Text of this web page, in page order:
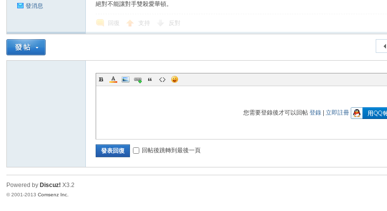
論
發消息 絕對不能讓對手雙殺愛華頓。
回復 支持 反對
您需要登錄後才可以回帖 登錄| 立即註冊
發表回復 回帖後跳轉到最後一頁
Powered by Discuz! X3.2
© 2001-2013Comsenz Inc.